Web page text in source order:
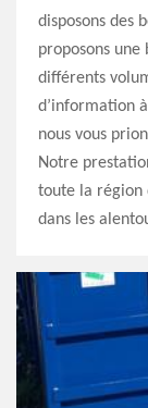
disposons des
proposons une
différents
d’information
nous vous
Notre
toute la région
dans les